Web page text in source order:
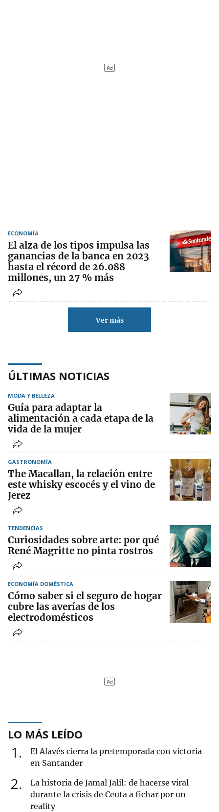
ECONOMÍA
El alza de los tipos impulsa las
ganancias de la banca en 2023
hasta el récord de 26.088
millones, un 27 % más
Ver más
ÚLTIMAS NOTICIAS
MODA Y BELLEZA
Guía para adaptar la
alimentación a cada etapa de la
vida de la mujer
GASTRONOMÍA
The Macallan, la relación entre
este whisky escocés y el vino de
Jerez
TENDENCIAS
Curiosidades sobre arte: por qué
René Magritte no pinta rostros
ECONOMÍA DOMÉSTICA
Cómo saber si el seguro de hogar
cubre las averías de los
electrodomésticos
LO MÁS LEÍDO
1
El Alavés cierra la pretemporada con victoria
en Santander
2
La historia de Jamal Jalil: de hacerse viral
durante la crisis de Ceuta a fichar por un
reality